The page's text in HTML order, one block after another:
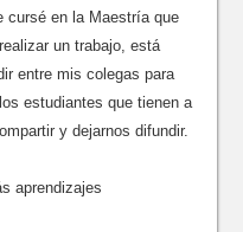
cursé en la Maestría que
un trabajo, está
entre mis colegas para
estudiantes que tienen a
y dejarnos difundir.
aprendizajes